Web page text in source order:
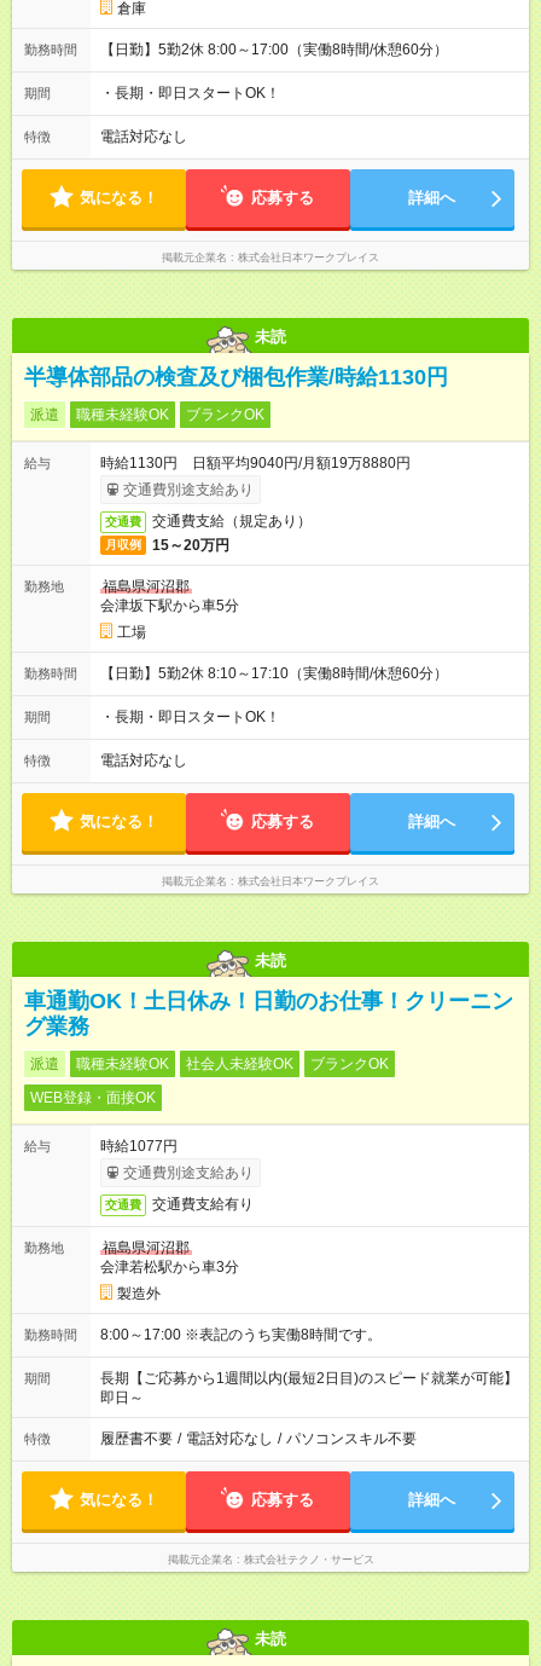
倉庫
勤務時間 【日勤】5勤2休 8:00～17:00（実働8時間/休憩60分）
期間 ・長期・即日スタートOK！
特徴 電話対応なし
気になる！ 応募する 詳細へ
掲載元企業名 株式会社日本ワークプレイス
未読
半導体部品の検査及び梱包作業/時給1130円
派遣 職種未経験OK ブランクOK
給与
時給1130円 日額平均9040円/月額19万8880円
交通費別途支給あり
交通費 交通費支給（規定あり）
月収例 15～20万円
勤務地
福島県河沼郡
会津坂下駅から車5分
工場
勤務時間 【日勤】5勤2休 8:10～17:10（実働8時間/休憩60分）
期間 ・長期・即日スタートOK！
特徴 電話対応なし
気になる！ 応募する 詳細へ
掲載元企業名 株式会社日本ワークプレイス
未読
車通勤OK！土日休み！日勤のお仕事！クリーニン
グ業務
派遣 職種未経験OK 社会人未経験OK
ブランクOK
WEB登録・面接OK
給与
時給1077円
交通費別途支給あり
交通費 交通費支給有り
勤務地
福島県河沼郡
会津若松駅から車3分
製造外
勤務時間 8:00～17:00 ※表記のうち実働8時間です。
期間
長期【ご応募から1週間以内(最短2日目)のスピード就業が可能】
即日～
特徴 履歴書不要 / 電話対応なし / パソコンスキル不要
気になる！ 応募する 詳細へ
掲載元企業名 株式会社テクノ・サービス
未読